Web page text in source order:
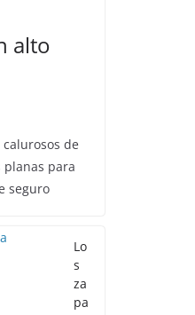
alto
de
planas para
seguro
Lo
s
za
pa